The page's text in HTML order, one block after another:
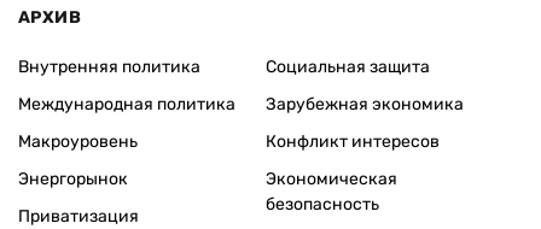
АРХИВ
Внутренняя политика
Международная политика
Макроуровень
Энергорынок
Приватизация
Социальная защита
Зарубежная экономика
Конфликт интересов
Экономическая
безопасность